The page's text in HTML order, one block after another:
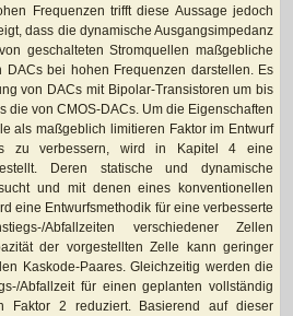
Frequenzen trifft diese Aussage jedoch
dass die dynamische Ausgangsimpedanz
geschalteten Stromquellen maßgebliche
DACs bei hohen Frequenzen darstellen. Es
von DACs mit Bipolar-Transistoren um bis
die von CMOS-DACs. Um die Eigenschaften
als maßgeblich limitieren Faktor im Entwurf
zu verbessern, wird in Kapitel 4 eine
Deren statische und dynamische
und mit denen eines konventionellen
eine Entwurfsmethodik für eine verbesserte
Abfallzeiten verschiedener Zellen
der vorgestellten Zelle kann geringer
Kaskode-Paares. Gleichzeitig werden die
Abfallzeit für einen geplanten vollständig
2 reduziert. Basierend auf dieser